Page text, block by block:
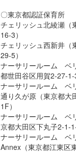
〇東京都認証保育所
チェリッシュ北綾瀬（
16-3）
チェリッシュ西新井（
29-5）
ナーサリールーム ベ
都世田谷区用賀2-27-1-
ナーサリールーム ベ
通り久が原（東京都大
1F）
ナーサリールーム ベ
京都大田区下丸子2-1-1-
ナーサリールーム ベ
Annex（東京都江東区